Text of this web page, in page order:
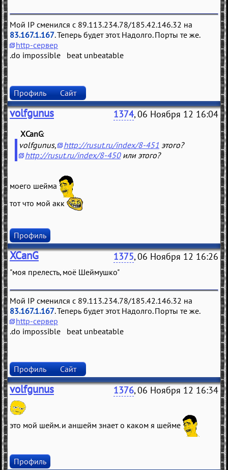
Мой IP сменился с 89.113.234.78/185.42.146.32 на
83.167.1.167. Теперь будет этот. Надолго. Порты те же.
http-сервер
.do impossible beat unbeatable
Профиль Сайт
volfgunus 1374, 06 Ноября 12 16:04
XCanG
volfgunus, http://rusut.ru/index/8-451 этого?
http://rusut.ru/index/8-450или этого?
моего шейма
тот что мой акк
Профиль
XCanG 1375, 06 Ноября 12 16:26
"моя прелесть, моё Шеймушко"
Мой IP сменился с 89.113.234.78/185.42.146.32 на
83.167.1.167. Теперь будет этот. Надолго. Порты те же.
http-сервер
.do impossible beat unbeatable
Профиль Сайт
volfgunus 1376, 06 Ноября 12 16:34
это мой шейм. и аншейм знает о каком я шейме
Профиль